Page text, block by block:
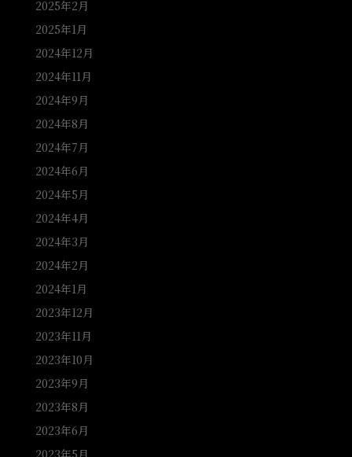
2025年2月
2025年1月
2024年12月
2024年11月
2024年9月
2024年8月
2024年7月
2024年6月
2024年5月
2024年4月
2024年3月
2024年2月
2024年1月
2023年12月
2023年11月
2023年10月
2023年9月
2023年8月
2023年6月
2023年5月